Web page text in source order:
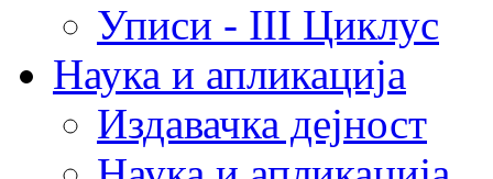
Уписи - III Циклус
Наука и апликација
Издавачка дејност